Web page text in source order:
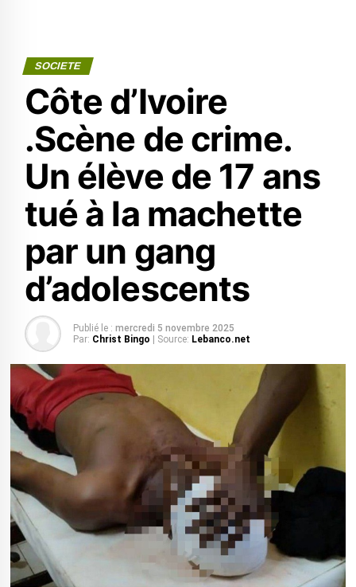
SOCIETE
Côte d’Ivoire
.Scène de crime.
Un élève de 17 ans
tué à la machette
par un gang
d’adolescents
Publié le : mercredi 5 novembre 2025
Par: Christ Bingo | Source: Lebanco.net